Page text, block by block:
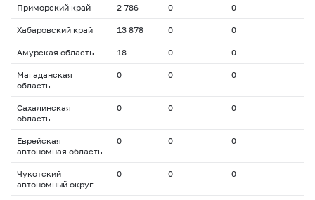
Приморский край 2 786 0 0
Хабаровский край 13 878 0 0
Амурская область 18 0 0
Магаданская
область
0 0 0
Сахалинская
область
0 0 0
Еврейская
автономная область
0 0 0
Чукотский
автономный округ
0 0 0